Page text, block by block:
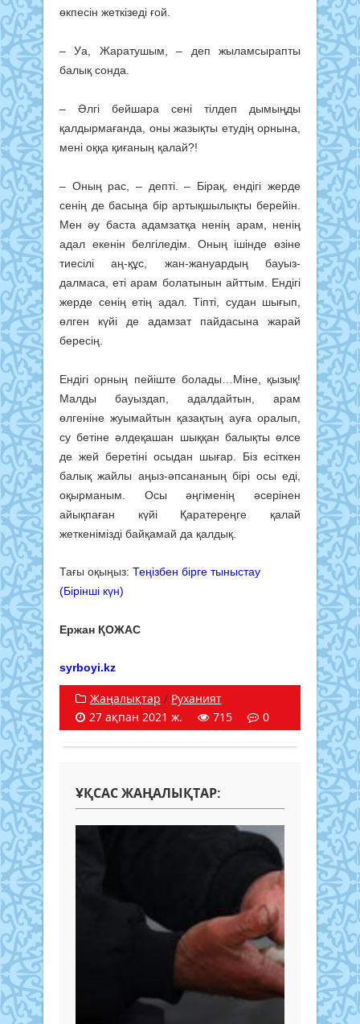
өкпесін жеткізеді ғой.
– Уа, Жаратушым, – деп жылам­сырапты
балық сонда.
– Әлгі бейшара сені тілдеп дымыңды
қалдырмағанда, оны жазықты етудің орнына,
мені оққа қиғаның қалай?!
– Оның рас, – депті. – Бірақ, ен­дігі жерде
сенің де басыңа бір ар­тықшылықты берейін.
Мен әу баста адамзатқа ненің арам, ненің
адал еке­нін белгіледім. Оның ішінде өзі­не
тиесілі аң-құс, жан-жануардың бауыз­
далмаса, еті арам болатынын айттым. Ендігі
жерде сенің етің адал. Тіпті, судан шығып,
өлген күйі де адамзат пайдасына жарай
бересің.
Ендігі ор­ның пейіште болады…Міне, қызық!
Малды бауыздап, адалдайтын, арам
өлгеніне жуымай­тын қазақтың ауға оралып,
су бетіне әлдеқашан шыққан балықты өлсе
де жей беретіні осыдан шығар. Біз есіткен
балық жайлы аңыз-әпса­наның бірі осы еді,
оқырманым. Осы әңгіменің әсерінен
айықпаған күйі Қаратереңге қалай
жеткенімізді бай­қамай да қалдық.
Тағы оқыңыз: Теңізбен бірге тыныстау
(Бірінші күн)
Ержан ҚОЖАС
syrboyi.kz
Жаңалықтар / Руханият
27 ақпан 2021 ж.
715 0
ҰҚСАС ЖАҢАЛЫҚТАР: